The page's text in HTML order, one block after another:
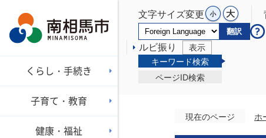
文字サイズ変更
翻訳
ルビ振り
表示
キーワード検索
ページID検索
くらし・手続き
子育て・教育
健康・福祉
現在のページ ホ